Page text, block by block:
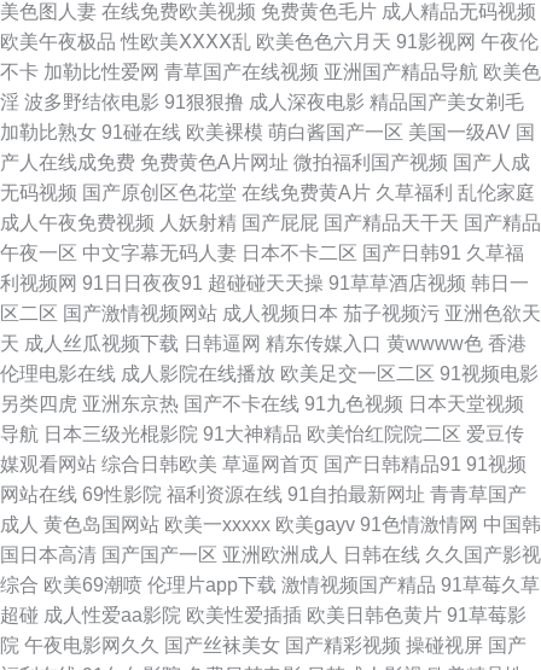
色导航 91呦在线观看 97视频 91新片 91密臀 91色摸鱼 91麻豆精品久久 91
大神图片 91高清网站入口 91TV在线播放 1024视频在线一区 国产黑料网站
成人日本在线 九九六热视频 麻豆四虎视频 欧美福利在线 久久精品视频99 久
久东京热视频久久 密桃视频成人网站亚洲 久久91视频宅宅 久久海角91 九九
精品免费观看入口 九一色交 97超碰人人人人澡 91午夜电影观看 91小电影
91嫩草国产精品 91女玍 91秦先生在线在线 91男人在线 91欧美大片 91入口
91美女小视频 91久要 91工厂在线视频 91大神最新地址 在线观看污网站 91
成长人版网 91地址网址 91久色女优 97视频久 91在线国内 95资源超碰 91在
线免费视屏 91站视频网 91网站在线观看18 91影院污 91唐先生探花视频 91
网站免费 91手机在线视频观看 97国产在线播放 91呦呦 91人人插 91看视频
91九色在线观看 91黄瓜视频 91极速视频 91极品福利 91黄色战片 91传禖 中
美色图人妻 在线免费欧美视频 免费黄色毛片 成人精品无码视频
欧美午夜极品 性欧美ⅩⅩⅩⅩ乱 欧美色色六月天 91影视网 午夜伦
不卡 加勒比性爱网 青草国产在线视频 亚洲国产精品导航 欧美色
淫 波多野结依电影 91狠狠撸 成人深夜电影 精品国产美女剃毛
加勒比熟女 91碰在线 欧美裸模 萌白酱国产一区 美国一级AV 国
产人在线成免费 免费黄色A片网址 微拍福利国产视频 国产人成
无码视频 国产原创区色花堂 在线免费黄A片 久草福利 乱伦家庭
成人午夜免费视频 人妖射精 国产屁屁 国产精品天干天 国产精品
午夜一区 中文字幕无码人妻 日本不卡二区 国产日韩91 久草福
利视频网 91日日夜夜91 超碰碰天天操 91草草酒店视频 韩日一
区二区 国产激情视频网站 成人视频日本 茄子视频污 亚洲色欲天
天 成人丝瓜视频下载 日韩逼网 精东传媒入口 黄wwww色 香港
伦理电影在线 成人影院在线播放 欧美足交一区二区 91视频电影
另类四虎 亚洲东京热 国产不卡在线 91九色视频 日本天堂视频
导航 日本三级光棍影院 91大神精品 欧美怡红院院二区 爱豆传
媒观看网站 综合日韩欧美 草逼网首页 国产日韩精品91 91视频
网站在线 69性影院 福利资源在线 91自拍最新网址 青青草国产
成人 黄色岛国网站 欧美一xxxxx 欧美gayv 91色情激情网 中国韩
国日本高清 国产国产一区 亚洲欧洲成人 日韩在线 久久国产影视
综合 欧美69潮喷 伦理片app下载 激情视频国产精品 91草莓久草
超碰 成人性爱aa影院 欧美性爱插插 欧美日韩色黄片 91草莓影
院 午夜电影网久久 国产丝袜美女 国产精彩视频 操碰视屏 国产